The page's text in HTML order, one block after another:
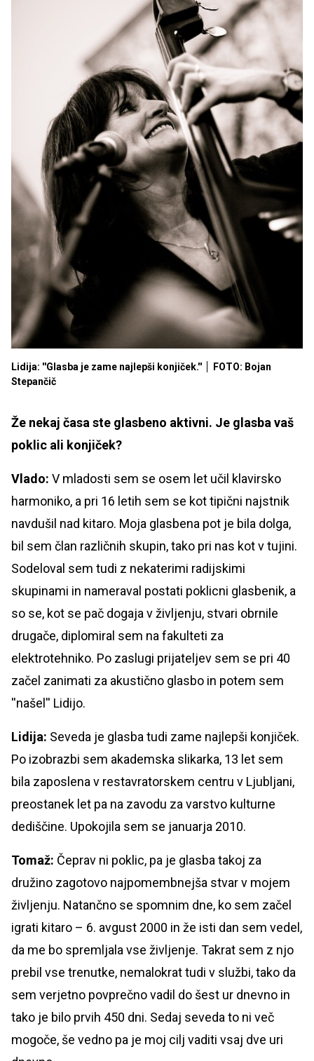
Lidija: ''Glasba je zame najlepši konjiček.''
FOTO: Bojan
Stepančič
Že nekaj časa ste glasbeno aktivni. Je glasba vaš
poklic ali konjiček?
Vlado: V mladosti sem se osem let učil klavirsko
harmoniko, a pri 16 letih sem se kot tipični najstnik
navdušil nad kitaro. Moja glasbena pot je bila dolga,
bil sem član različnih skupin, tako pri nas kot v tujini.
Sodeloval sem tudi z nekaterimi radijskimi
skupinami in nameraval postati poklicni glasbenik, a
so se, kot se pač dogaja v življenju, stvari obrnile
drugače, diplomiral sem na fakulteti za
elektrotehniko. Po zaslugi prijateljev sem se pri 40
začel zanimati za akustično glasbo in potem sem
''našel'' Lidijo.
Lidija: Seveda je glasba tudi zame najlepši konjiček.
Po izobrazbi sem akademska slikarka, 13 let sem
bila zaposlena v restavratorskem centru v Ljubljani,
preostanek let pa na zavodu za varstvo kulturne
dediščine. Upokojila sem se januarja 2010.
Tomaž: Čeprav ni poklic, pa je glasba takoj za
družino zagotovo najpomembnejša stvar v mojem
življenju. Natančno se spomnim dne, ko sem začel
igrati kitaro – 6. avgust 2000 in že isti dan sem vedel,
da me bo spremljala vse življenje. Takrat sem z njo
prebil vse trenutke, nemalokrat tudi v službi, tako da
sem verjetno povprečno vadil do šest ur dnevno in
tako je bilo prvih 450 dni. Sedaj seveda to ni več
mogoče, še vedno pa je moj cilj vaditi vsaj dve uri